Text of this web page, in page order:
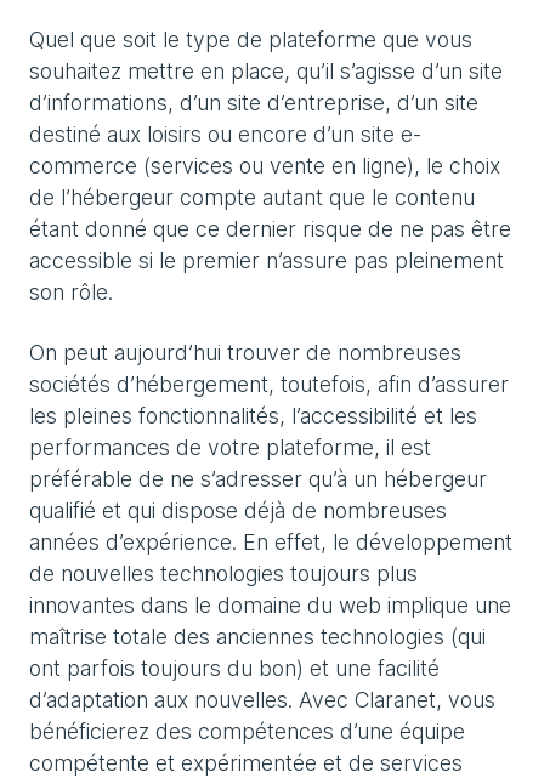
Quel que soit le type de plateforme que vous
souhaitez mettre en place, qu’il s’agisse d’un site
d’informations, d’un site d’entreprise, d’un site
destiné aux loisirs ou encore d’un site e-
commerce (services ou vente en ligne), le choix
de l’hébergeur compte autant que le contenu
étant donné que ce dernier risque de ne pas être
accessible si le premier n’assure pas pleinement
son rôle.
On peut aujourd’hui trouver de nombreuses
sociétés d’hébergement, toutefois, afin d’assurer
les pleines fonctionnalités, l’accessibilité et les
performances de votre plateforme, il est
préférable de ne s’adresser qu’à un hébergeur
qualifié et qui dispose déjà de nombreuses
années d’expérience. En effet, le développement
de nouvelles technologies toujours plus
innovantes dans le domaine du web implique une
maîtrise totale des anciennes technologies (qui
ont parfois toujours du bon) et une facilité
d’adaptation aux nouvelles. Avec Claranet, vous
bénéficierez des compétences d’une équipe
compétente et expérimentée et de services